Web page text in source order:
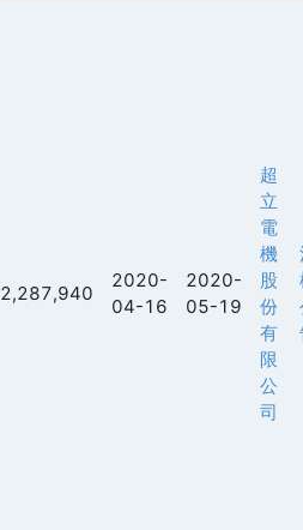
2,287,940
2020-
04-16
2020-
05-19
超
立
電
機
股
份
有
限
公
司